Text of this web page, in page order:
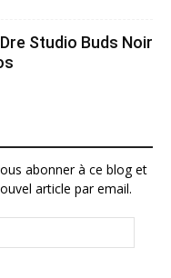
Studio Buds Noir
abonner à ce blog et
article par email.